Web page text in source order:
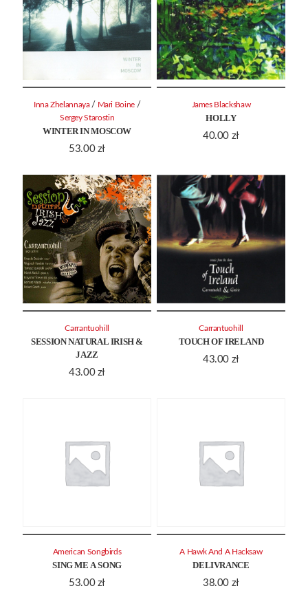
WINTER IN MOSCOW
53.00 zł
Inna Zhelannaya / Mari Boine /
Sergey Starostin
HOLLY
40.00 zł
James Blackshaw
SESSION NATURAL IRISH &
JAZZ
43.00 zł
Carrantuohill
TOUCH OF IRELAND
43.00 zł
Carrantuohill
SING ME A SONG
53.00 zł
American Songbirds
DELIVRANCE
38.00 zł
A Hawk And A Hacksaw